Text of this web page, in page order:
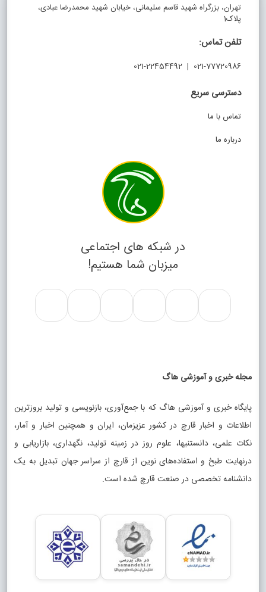
تهران، بزرگراه شهید قاسم سلیمانی، خیابان شهید محمدرضا عبادی،
پلاک1
تلفن تماس:
021-77720986 | 021-22454492
دسترسی سریع
تماس با ما
درباره ما
در شبکه های اجتماعی
میزبان شما هستیم!
مجله خبری و آموزشی هاگ
پایگاه خبری و آموزشی هاگ که با جمع‌آوری، بازنویسی و تولید بروزترین
اطلاعات و اخبار قارچ در کشور عزیزمان، ایران و همچنین اخبار و آمار،
نکات علمی، دانستنیها، علوم روز در زمینه تولید، نگهداری، بازاریابی و
درنهایت طبخ و استفاده‌های نوین از قارچ از سراسر جهان تبدیل به یک
دانشنامه تخصصی در صنعت قارچ شده است.